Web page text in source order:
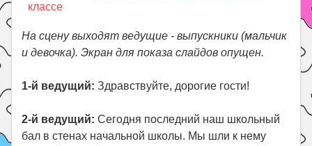
классе
На сцену выходят ведущие - выпускники (мальчик
и девочка). Экран для показа слайдов опущен.
1-й ведущий: Здравствуйте, дорогие гости!
2-й ведущий: Сегодня последний наш школьный
бал в стенах начальной школы. Мы шли к нему